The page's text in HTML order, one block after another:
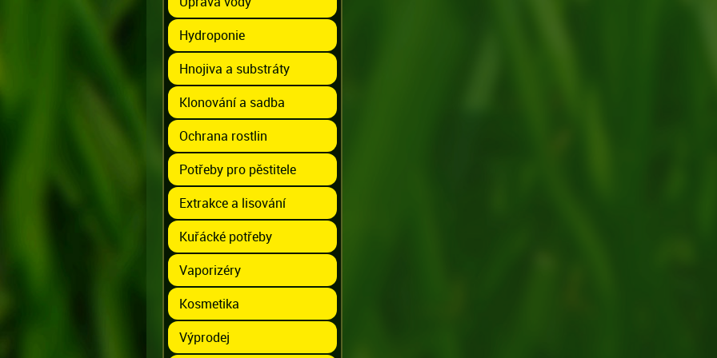
Hydroponie
Hnojiva a substráty
Klonování a sadba
Ochrana rostlin
Potřeby pro pěstitele
Extrakce a lisování
Kuřácké potřeby
Vaporizéry
Kosmetika
Výprodej